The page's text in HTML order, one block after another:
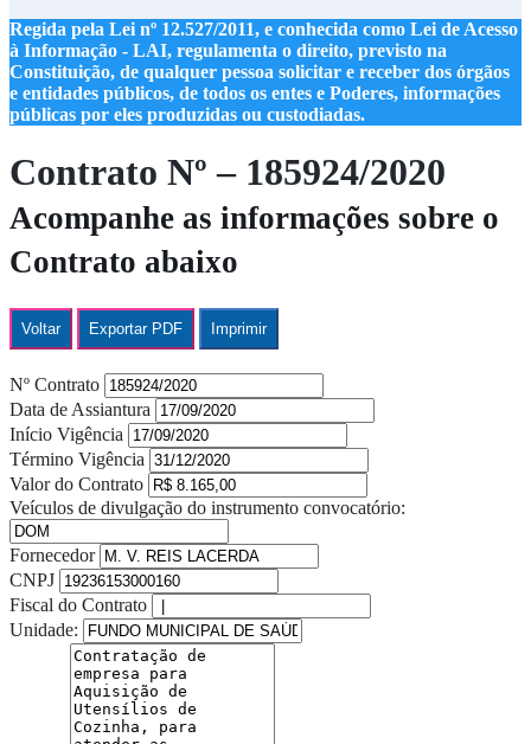
Regida pela Lei nº 12.527/2011, e conhecida como Lei de Acesso
à Informação - LAI, regulamenta o direito, previsto na
Constituição, de qualquer pessoa solicitar e receber dos órgãos
e entidades públicos, de todos os entes e Poderes, informações
públicas por eles produzidas ou custodiadas.
Contrato Nº – 185924/2020
Acompanhe as informações sobre o
Contrato abaixo
Voltar Exportar PDF Imprimir
Nº Contrato
Data de Assiantura
Início Vigência
Término Vigência
Valor do Contrato
Veículos de divulgação do instrumento convocatório:
Fornecedor
CNPJ
Fiscal do Contrato
Unidade: